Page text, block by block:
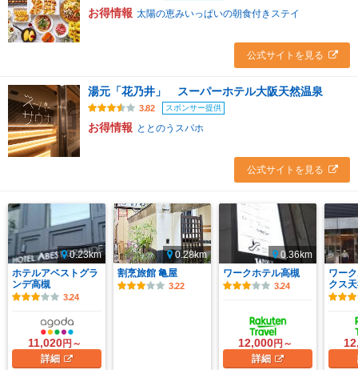
お得情報 太陽の恵みいっぱいの朝食付きステイ
公式サイトを見る
湯元「花乃井」 スーパーホテル大阪天然温泉
3.82 スポンサー提供
お得情報 ととのうスパホ
公式サイトを見る
0.23km
ホテルアベストグラ
ンデ高槻
3.24
11,020円～
詳細
0.28km
割烹旅館 亀屋
3.22
0.36km
ワークホテル高槻
3.24
12,000円～
詳細
ワー
クス